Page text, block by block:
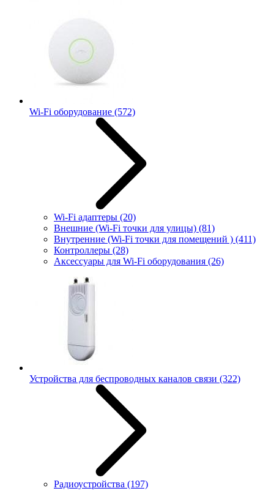
Wi-Fi оборудование (572)
Wi-Fi адаптеры (20)
Внешние (Wi-Fi точки для улицы) (81)
Внутренние (Wi-Fi точки для помещений ) (411)
Контроллеры (28)
Аксессуары для Wi-Fi оборудования (26)
Устройства для беспроводных каналов связи (322)
Радиоустройства (197)